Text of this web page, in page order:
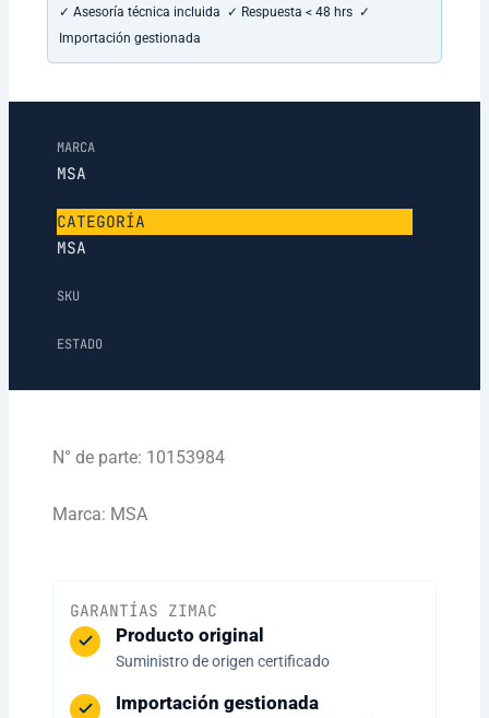
✓ Asesoría técnica incluida ✓ Respuesta < 48 hrs ✓
Importación gestionada
MARCA
MSA
CATEGORÍA
MSA
SKU
ESTADO
N° de parte: 10153984
Marca: MSA
GARANTÍAS ZIMAC
Producto original
Suministro de origen certificado
Importación gestionada